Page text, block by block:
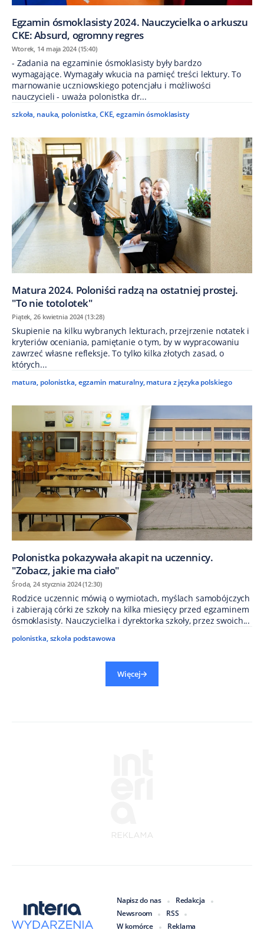
Egzamin ósmoklasisty 2024. Nauczycielka o arkuszu
CKE: Absurd, ogromny regres
Wtorek, 14 maja 2024 (15:40)
- Zadania na egzaminie ósmoklasisty były bardzo
wymagające. Wymagały wkucia na pamięć treści lektury. To
marnowanie uczniowskiego potencjału i możliwości
nauczycieli - uważa polonistka dr...
szkoła, nauka, polonistka,CKE,egzamin ósmoklasisty
Matura 2024. Poloniści radzą na ostatniej prostej.
"To nie totolotek"
Piątek, 26 kwietnia 2024 (13:28)
Skupienie na kilku wybranych lekturach, przejrzenie notatek i
kryteriów oceniania, pamiętanie o tym, by w wypracowaniu
zawrzeć własne refleksje. To tylko kilka złotych zasad, o
których...
matura, polonistka,egzamin maturalny, matura z języka polskiego
Polonistka pokazywała akapit na uczennicy.
"Zobacz, jakie ma ciało"
Środa, 24 stycznia 2024 (12:30)
Rodzice uczennic mówią o wymiotach, myślach samobójczych
i zabierają córki ze szkoły na kilka miesięcy przed egzaminem
ósmoklasisty. Nauczycielka i dyrektorka szkoły, przez swoich...
polonistka,szkoła podstawowa
Więcej
Napisz do nas
Redakcja
Newsroom
RSS
W komórce
Reklama